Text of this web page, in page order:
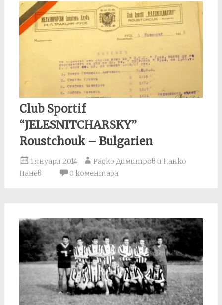
Club Sportif
“JELESNITCHARSKY”
Roustchouk – Bulgarien
1 януари 2014
Радко Димитров и Нанко
Нанев
0 коментара